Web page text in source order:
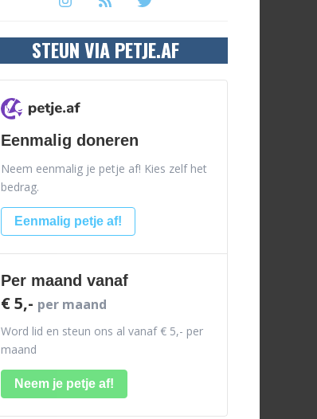
STEUN VIA PETJE.AF
Eenmalig doneren
Neem eenmalig je petje af! Kies zelf het
bedrag.
Eenmalig petje af!
Per maand vanaf
€ 5,- per maand
Word lid en steun ons al vanaf € 5,- per
maand
Neem je petje af!